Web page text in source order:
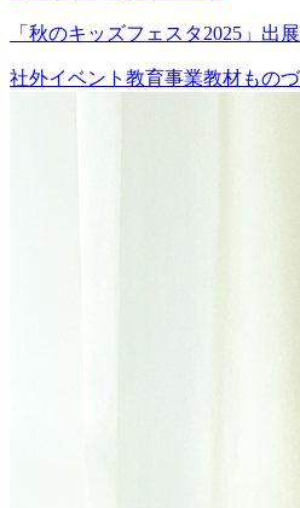
「秋のキッズフェスタ2025」出
社外イベント 教育事業教材もの